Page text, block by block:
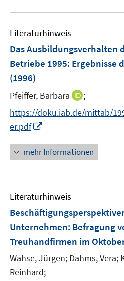
Literaturhinweis
Das Ausbildungsverhalten
Betriebe 1995: Ergebnisse
(1996)
Pfeiffer, Barbara
I
n
n
u
e
F
s
t
e
ö
;
https://doku.iab.de/mittab/
er.pdf
n
e
u
m
F
e
n
s
t
e
mehr Informationen
Literaturhinweis
Unternehmen: Befragung
Treuhandfirmen im
Wahse, Jürgen; Dahms, Vera;
Reinhard;